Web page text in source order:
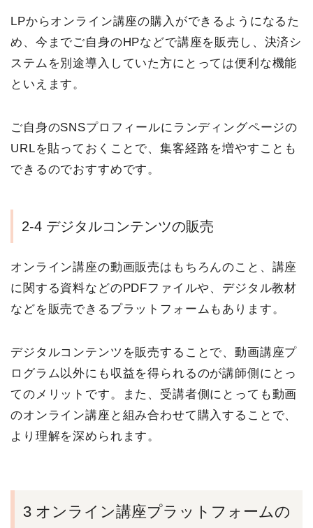
LPからオンライン講座の購入ができるようになるた
め、今までご自身のHPなどで講座を販売し、決済シ
ステムを別途導入していた方にとっては便利な機能
といえます。
ご自身のSNSプロフィールにランディングページの
URLを貼っておくことで、集客経路を増やすことも
できるのでおすすめです。
2-4 デジタルコンテンツの販売
オンライン講座の動画販売はもちろんのこと、講座
に関する資料などのPDFファイルや、デジタル教材
などを販売できるプラットフォームもあります。
デジタルコンテンツを販売することで、動画講座プ
ログラム以外にも収益を得られるのが講師側にとっ
てのメリットです。また、受講者側にとっても動画
のオンライン講座と組み合わせて購入することで、
より理解を深められます。
3 オンライン講座プラットフォームの